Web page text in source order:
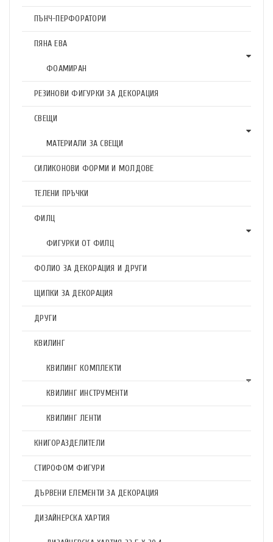
ПЪНЧ-ПЕРФОРАТОРИ
ПЯНА ЕВА
ФОАМИРАН
РЕЗИНОВИ ФИГУРКИ ЗА ДЕКОРАЦИЯ
СВЕЩИ
МАТЕРИАЛИ ЗА СВЕЩИ
СИЛИКОНОВИ ФОРМИ И МОЛДОВЕ
ТЕЛЕНИ ПРЪЧКИ
ФИЛЦ
ФИГУРКИ ОТ ФИЛЦ
ФОЛИО ЗА ДЕКОРАЦИЯ И ДРУГИ
ЩИПКИ ЗА ДЕКОРАЦИЯ
ДРУГИ
КВИЛИНГ
КВИЛИНГ КОМПЛЕКТИ
КВИЛИНГ ИНСТРУМЕНТИ
КВИЛИНГ ЛЕНТИ
КНИГОРАЗДЕЛИТЕЛИ
СТИРОФОМ ФИГУРИ
ДЪРВЕНИ ЕЛЕМЕНТИ ЗА ДЕКОРАЦИЯ
ДИЗАЙНЕРСКА ХАРТИЯ